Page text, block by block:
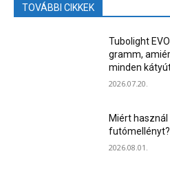
TOVÁBBI CIKKEK
Tubolight
gramm,
minden
2026.07.20.
Miért
2026.08.01.